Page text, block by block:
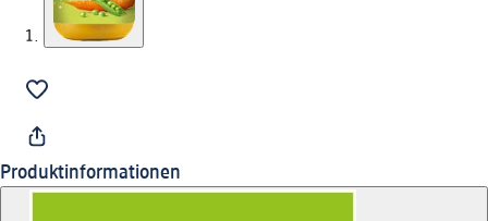
Produktinformationen